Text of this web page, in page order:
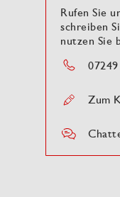
Rufen Sie
schreiben
nutzen Sie
Zum